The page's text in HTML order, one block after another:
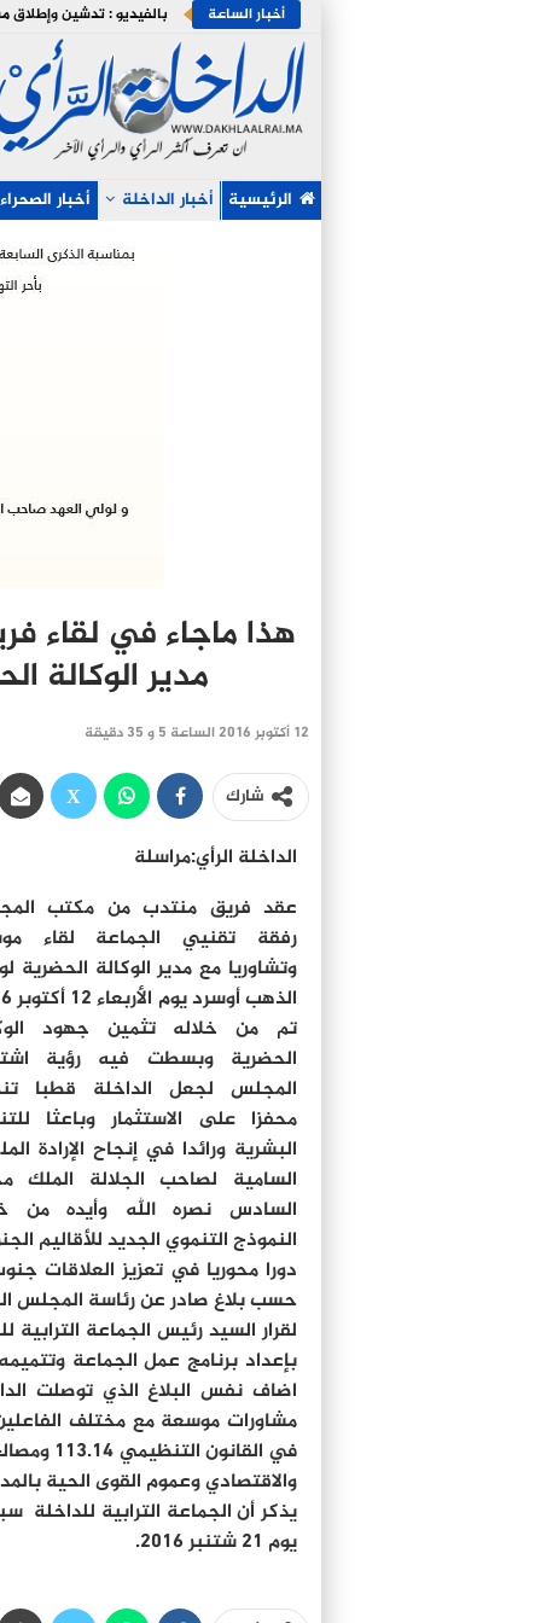
أخبار الساعة
الرئيسية أخبار الداخلة أخبار الصحراء
هذا ماجاء في لقاء
مدير الوكالة
12 أكتوبر 2016 الساعة 5 و 35 دقيقة
شارك
الداخلة الرأي:مراسلة
عقد فريق منتدب من مكتب
رفقة تقنيي الجماعة لقاء
وتشاوريا مع مدير الوكالة الحضرية
الذهب
تم من خلاله تثمين جهود
الحضرية وبسطت فيه رؤية
المجلس لجعل الداخلة قطبا
محفزا على الاستثمار وباعثا
البشرية ورائدا في إنجاح الإرادة
السامية لصاحب الجلالة الملك
السادس نصره الله وأيده من
النموذج التنموي الجديد للأقاليم
دورا محوريا في تعزيز العلاقات
حسب بلاغ صادر عن رئاسة المجلس
بإعداد برنامج عمل الجماعة
اضاف نفس البلاغ الذي توصلت
مشاورات موسعة مع مختلف
في
والاقتصادي وعموم القوى الحية
يذكر أن الجماعة الترابية للداخلة
يوم 21 شتنبر 2016.